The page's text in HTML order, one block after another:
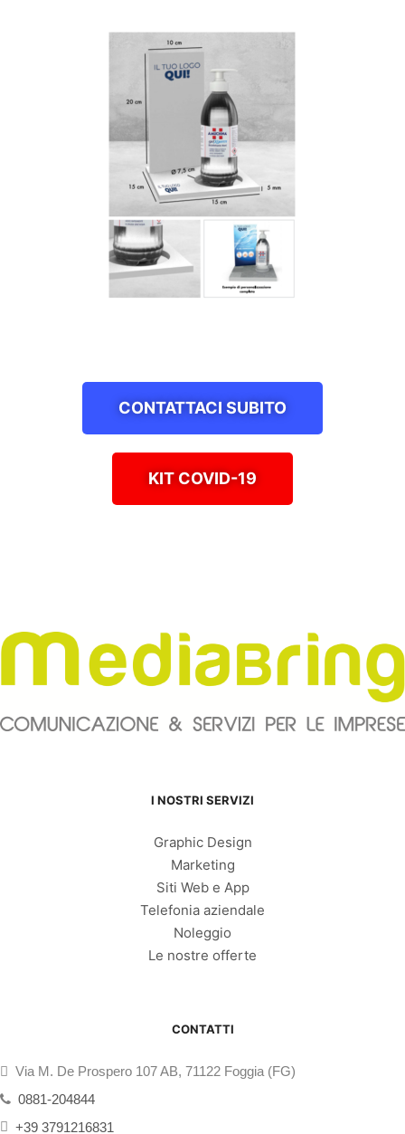
CONTATTACI SUBITO
KIT COVID-19
I NOSTRI SERVIZI
Graphic Design
Marketing
Siti Web e App
Telefonia aziendale
Noleggio
Le nostre offerte
CONTATTI
Via M. De Prospero 107 AB, 71122 Foggia (FG)
0881-204844
+39 3791216831